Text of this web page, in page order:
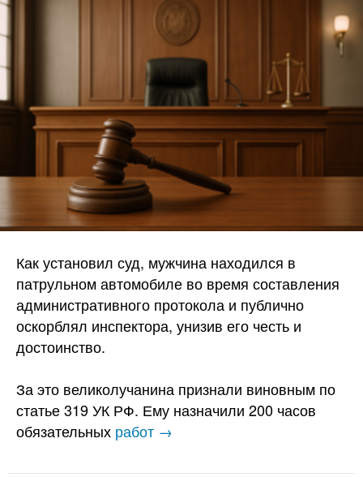
Как установил суд, мужчина находился в
патрульном автомобиле во время составления
административного протокола и публично
оскорблял инспектора, унизив его честь и
достоинство.
За это великолучанина признали виновным по
статье 319 УК РФ. Ему назначили 200 часов
обязательных работ →